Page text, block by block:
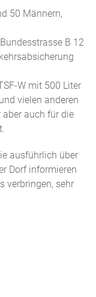
50 Männern,
B 12
W mit 500 Liter
vielen anderen
auch für die
ausführlich über
Dorf informieren
verbringen, sehr